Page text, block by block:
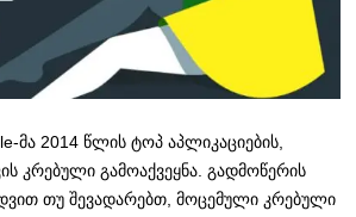
მა 2014 წლის ტოპ აპლიკაციების,
კრებული გამოაქვეყნა. გადმოწერის
თუ შევადარებთ, მოცემული კრებული